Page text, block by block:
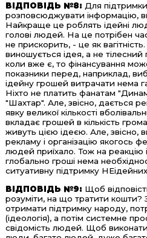
ВІДПОВІДЬ №8: Для
розповсюджувати інформацію,
Найкраще це роблять ідейні
голові людей. На це потрібен
не прискорить, - це як
виношується ідея, а не
коли вже є, то фінансування
показники перед, наприклад,
ідейну грошей витрачати нема
Ніхто не платить фанатам
"Шахтар". Але, звісно, дається
явку великої кількості
вкладає грошей в кількість
живуть цією ідеєю. Але, звісно,
рекламу і організацію якогось
людей приїхало. Тож на
глобально гроші нема
ситуативну підтримку
ВІДПОВІДЬ №9: Щоб
розуміти, на що тратити кошти?
отримати підтримку народу,
(ідеологія), а потім системне
свідомість людей. Щоб виконати